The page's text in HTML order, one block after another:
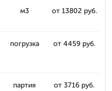
м3 от 13802 руб.
погрузка от 4459 руб.
партия от 3716 руб.